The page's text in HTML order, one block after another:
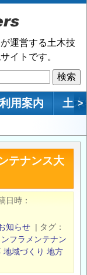
運営する土木技
イトです。
利用案内 土 >
テナンス大
日時
知らせ | タグ
ンフラメンテナン
地域づくり 地方